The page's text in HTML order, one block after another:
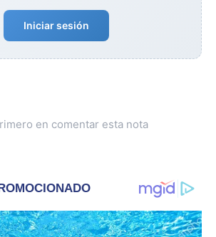
Iniciar sesión
en comentar esta nota